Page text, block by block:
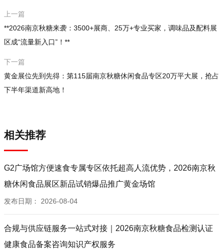
上一篇
**2026南京秋糖来袭：3500+展商、25万+专业买家，调味品及配料展
区成“流量新入口”！**
下一篇
黄金展位先到先得：第115届南京秋糖休闲食品专区20万平大展，抢占
下半年渠道新高地！
相关推荐
G2广场馆方便速食专属专区依托超高人流优势，2026南京秋
糖休闲食品展区新品试销爆品推广黄金场馆
发布日期： 2026-08-04
合规与供应链服务一站式对接｜2026南京秋糖食品检测认证
健康食品备案咨询知识产权服务